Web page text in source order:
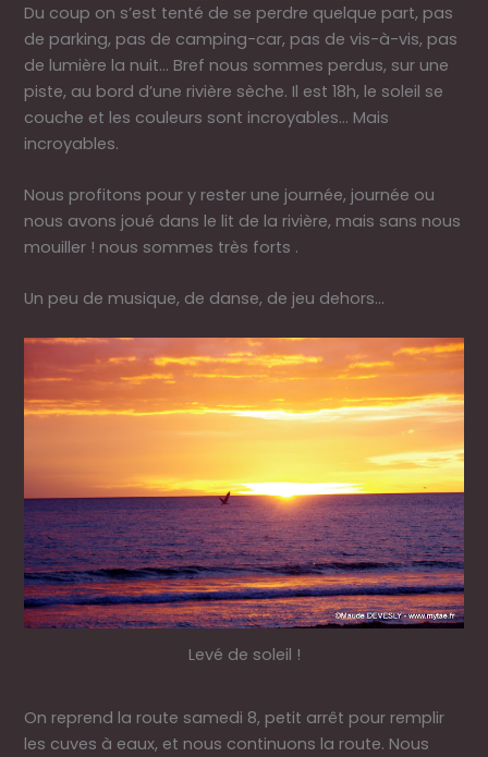
Du coup on s’est tenté de se perdre quelque part, pas
de parking, pas de camping-car, pas de vis-à-vis, pas
de lumière la nuit… Bref nous sommes perdus, sur une
piste, au bord d’une rivière sèche. Il est 18h, le soleil se
couche et les couleurs sont incroyables… Mais
incroyables.
Nous profitons pour y rester une journée, journée ou
nous avons joué dans le lit de la rivière, mais sans nous
mouiller ! nous sommes très forts .
Un peu de musique, de danse, de jeu dehors…
Levé de soleil !
On reprend la route samedi 8, petit arrêt pour remplir
les cuves à eaux, et nous continuons la route. Nous